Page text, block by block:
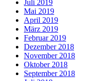
Juli 2019
Mai 2019
April 2019
März 2019
Februar 2019
Dezember 2018
November 2018
Oktober 2018
September 2018